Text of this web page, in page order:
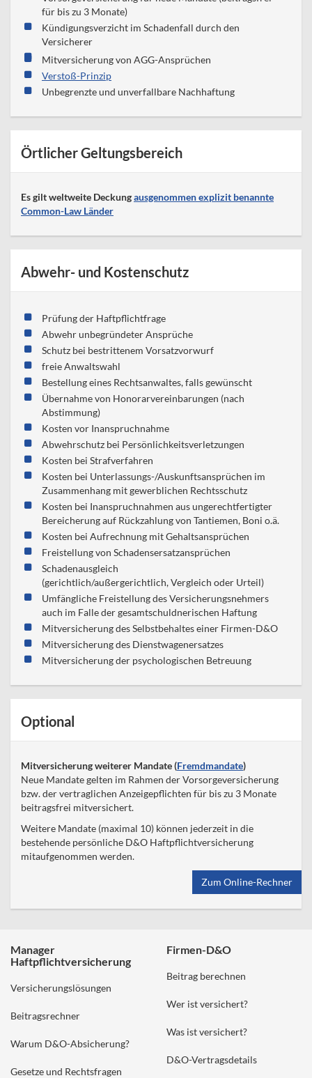
für bis zu 3 Monate)
Kündigungsverzicht im Schadenfall durch den
Versicherer
Mitversicherung von AGG-Ansprüchen
Verstoß-Prinzip
Unbegrenzte und unverfallbare Nachhaftung
Örtlicher Geltungsbereich
Es gilt weltweite Deckungausgenommen explizit benannte
Common-Law Länder
Abwehr- und Kostenschutz
Prüfung der Haftpflichtfrage
Abwehr unbegründeter Ansprüche
Schutz bei bestrittenem Vorsatzvorwurf
freie Anwaltswahl
Bestellung eines Rechtsanwaltes, falls gewünscht
Übernahme von Honorarvereinbarungen (nach
Abstimmung)
Kosten vor Inanspruchnahme
Abwehrschutz bei Persönlichkeitsverletzungen
Kosten bei Strafverfahren
Kosten bei Unterlassungs-/Auskunftsansprüchen im
Zusammenhang mit gewerblichen Rechtsschutz
Kosten bei Inanspruchnahmen aus ungerechtfertigter
Bereicherung auf Rückzahlung von Tantiemen, Boni o.ä.
Kosten bei Aufrechnung mit Gehaltsansprüchen
Freistellung von Schadensersatzansprüchen
Schadenausgleich
(gerichtlich/außergerichtlich, Vergleich oder Urteil)
Umfängliche Freistellung des Versicherungsnehmers
auch im Falle der gesamtschuldnerischen Haftung
Mitversicherung des Selbstbehaltes einer Firmen-D&O
Mitversicherung des Dienstwagenersatzes
Mitversicherung der psychologischen Betreuung
Optional
Mitversicherung weiterer Mandate (Fremdmandate)
Neue Mandate gelten im Rahmen der Vorsorgeversicherung
bzw. der vertraglichen Anzeigepflichten für bis zu 3 Monate
beitragsfrei mitversichert.
Weitere Mandate (maximal 10) können jederzeit in die
bestehende persönliche D&O Haftpflichtversicherung
mitaufgenommen werden.
Zum Online-Rechner
Manager
Haftpflichtversicherung
Versicherungslösungen
Beitragsrechner
Warum D&O-Absicherung?
Gesetze und Rechtsfragen
Firmen-D&O
Beitrag berechnen
Wer ist versichert?
Was ist versichert?
D&O-Vertragsdetails